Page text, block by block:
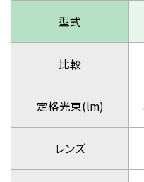
型式
比較
定格光束(lm)
レンズ